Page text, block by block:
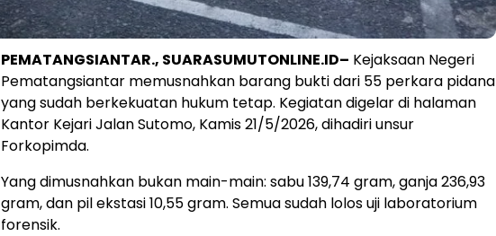
PEMATANGSIANTAR., SUARASUMUTONLINE.ID– Kejaksaan Negeri
Pematangsiantar memusnahkan barang bukti dari 55 perkara pidana
yang sudah berkekuatan hukum tetap. Kegiatan digelar di halaman
Kantor Kejari Jalan Sutomo, Kamis 21/5/2026, dihadiri unsur
Forkopimda.
Yang dimusnahkan bukan main-main: sabu 139,74 gram, ganja 236,93
gram, dan pil ekstasi 10,55 gram. Semua sudah lolos uji laboratorium
forensik.